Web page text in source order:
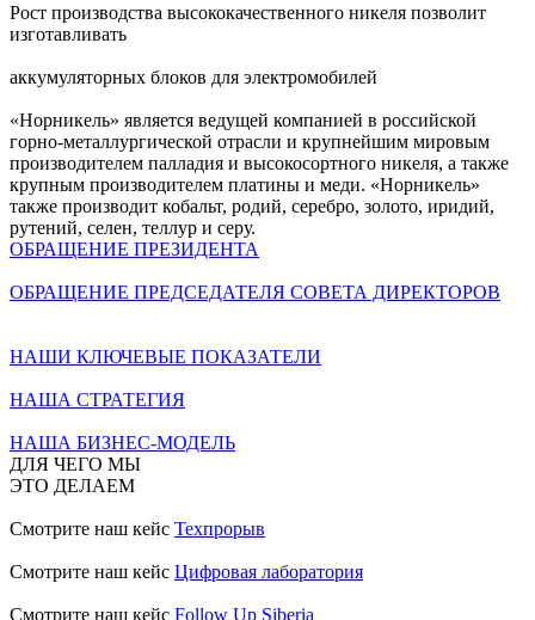
Рост производства высококачественного никеля позволит
изготавливать
аккумуляторных блоков для электромобилей
«Норникель» является ведущей компанией в российской
горно-металлургической отрасли и крупнейшим мировым
производителем палладия и высокосортного никеля, а также
крупным производителем платины и меди. «Норникель»
также производит кобальт, родий, серебро, золото, иридий,
рутений, селен, теллур и серу.
ОБРАЩЕНИЕ ПРЕЗИДЕНТА
ОБРАЩЕНИЕ ПРЕДСЕДАТЕЛЯ СОВЕТА ДИРЕКТОРОВ
НАШИ КЛЮЧЕВЫЕ ПОКАЗАТЕЛИ
НАША СТРАТЕГИЯ
НАША БИЗНЕС-МОДЕЛЬ
ДЛЯ ЧЕГО МЫ
ЭТО ДЕЛАЕМ
Смотрите наш кейс Техпрорыв
Смотрите наш кейс Цифровая лаборатория
Смотрите наш кейс Follow Up Siberia